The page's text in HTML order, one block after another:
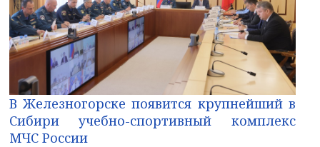
В Железногорске появится крупнейший в
Сибири учебно-спортивный комплекс
МЧС России